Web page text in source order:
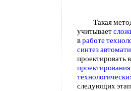
Такая
учитывает
вработе
синтез
проектировать
проектирования
следующих